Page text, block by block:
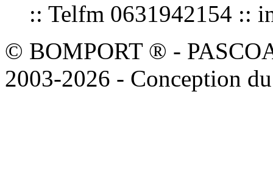
:: Telfm 0631942154 ::
© BOMPORT ® -
2003-2026 - Conception